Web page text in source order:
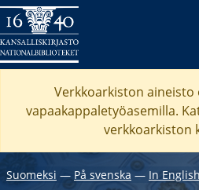
Verkkoarkiston aineisto
vapaakappaletyöasemilla.
verkkoarkiston
Suomeksi ― På svenska― In English